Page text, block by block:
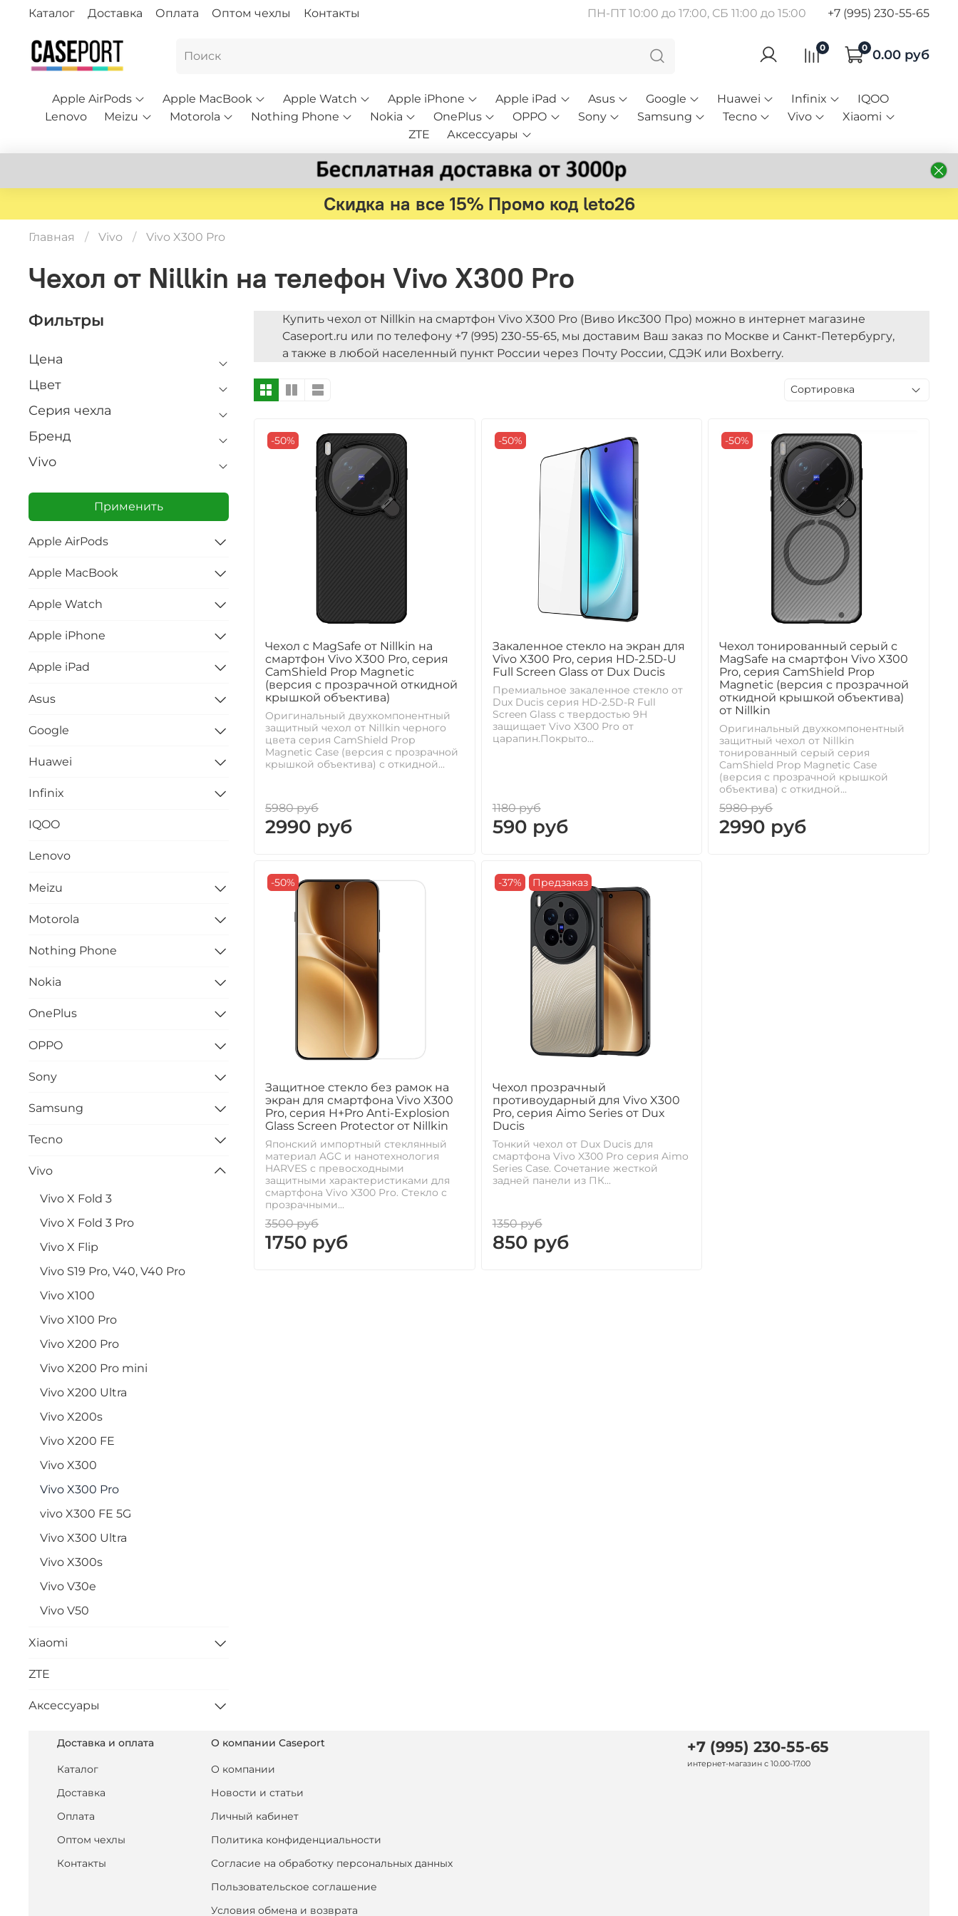
Каталог Доставка Оплата Оптом чехлы Контакты ПН-ПТ 10:00 до 17:00, СБ 11:00 до 15:00 +7 (995) 230-55-65
0 0 0.00 руб
Apple AirPods Apple MacBook Apple Watch Apple iPhone Apple iPad Asus Google Huawei Infinix
IQOO
Lenovo
Meizu Motorola Nothing Phone Nokia OnePlus OPPO Sony Samsung Tecno Vivo
Xiaomi
ZTE
Аксессуары
Скидка на все 15% Промо код leto26
Главная Vivo Vivo X300 Pro
Чехол от Nillkin на телефон Vivo X300 Pro
Купить чехол от Nillkin на смартфон Vivo X300 Pro (Виво Икс300 Про) можно в интернет магазине
Caseport.ru или по телефону +7 (995) 230-55-65, мы доставим Ваш заказ по Москве и Санкт-Петербургу,
а также в любой населенный пункт России через Почту России, СДЭК или Boxberry.
-50%
Чехол с MagSafe от Nillkin на
смартфон Vivo X300 Pro, серия
CamShield Prop Magnetic
(версия с прозрачной откидной
крышкой объектива)
Оригинальный двухкомпонентный
защитный чехол от Nillkin черного
цвета серия CamShield Prop
Magnetic Case (версия с прозрачной
крышкой объектива) с откидной...
5980 руб
2990 руб
-50%
Закаленное стекло на экран для
Vivo X300 Pro, серия HD-2.5D-U
Full Screen Glass от Dux Ducis
Премиальное закаленное стекло от
Dux Ducis серия HD-2.5D-R Full
Screen Glass с твердостью 9H
защищает Vivo X300 Pro от
царапин.Покрыто...
1180 руб
590 руб
-50%
Чехол тонированный серый с
MagSafe на смартфон Vivo X300
Pro, серия CamShield Prop
Magnetic (версия с прозрачной
откидной крышкой объектива)
от Nillkin
Оригинальный двухкомпонентный
защитный чехол от Nillkin
тонированный серый серия
CamShield Prop Magnetic Case
(версия с прозрачной крышкой
объектива) с откидной...
5980 руб
2990 руб
-50%
Защитное стекло без рамок на
экран для смартфона Vivo X300
Pro, серия H+Pro Anti-Explosion
Glass Screen Protector от Nillkin
Японский импортный стеклянный
материал AGC и нанотехнология
HARVES с превосходными
защитными характеристиками для
смартфона Vivo X300 Pro. Стекло с
прозрачными...
3500 руб
1750 руб
-37% Предзаказ
Чехол прозрачный
противоударный для Vivo X300
Pro, серия Aimo Series от Dux
Ducis
Тонкий чехол от Dux Ducis для
смартфона Vivo X300 Pro серия Aimo
Series Case. Сочетание жесткой
задней панели из ПК...
1350 руб
850 руб
Фильтры
Цена
Цвет
Серия чехла
Бренд
Vivo
Применить
Apple AirPods
Apple MacBook
Apple Watch
Apple iPhone
Apple iPad
Asus
Google
Huawei
Infinix
IQOO
Lenovo
Meizu
Motorola
Nothing Phone
Nokia
OnePlus
OPPO
Sony
Samsung
Tecno
Vivo
Vivo X Fold 3
Vivo X Fold 3 Pro
Vivo X Flip
Vivo S19 Pro, V40, V40 Pro
Vivo X100
Vivo X100 Pro
Vivo X200 Pro
Vivo X200 Pro mini
Vivo X200 Ultra
Vivo X200s
Vivo X200 FE
Vivo X300
Vivo X300 Pro
vivo X300 FE 5G
Vivo X300 Ultra
Vivo X300s
Vivo V30e
Vivo V50
Xiaomi
ZTE
Аксессуары
Доставка и оплата
Каталог
Доставка
Оплата
Оптом чехлы
Контакты
О компании Caseport
О компании
Новости и статьи
Личный кабинет
Политика конфиденциальности
Согласие на обработку персональных данных
Пользовательское соглашение
Условия обмена и возврата
+7 (995) 230-55-65
интернет-магазин с 10.00-17.00